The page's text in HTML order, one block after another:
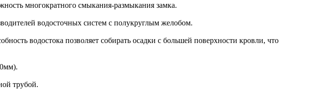
многократного смыкания-размыкания замка.
водосточных систем с полукруглым желобом.
водостока позволяет собирать осадки с большей поверхности кровли, что
трубой.